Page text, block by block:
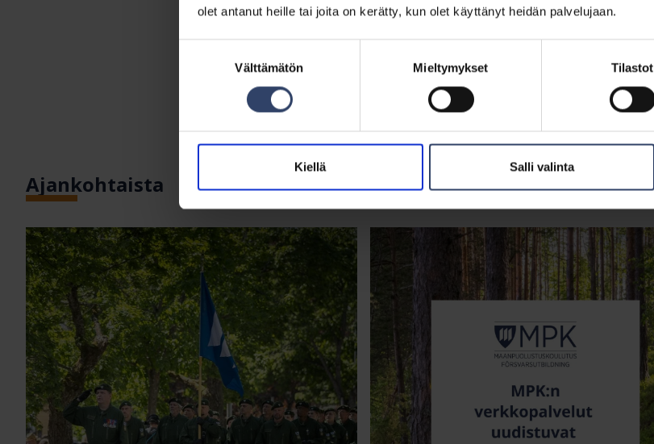
olet antanut heille tai joita on kerätty, kun olet käyttänyt heidän palvelujaan.
Välttämätön Mieltymykset Tilastot
Kiellä Salli valinta
Ajankohtaista